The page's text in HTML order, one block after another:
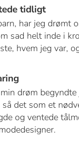
tidligt
har jeg drømt
sad helt inde i
hvem jeg var,
drøm
det som et
og ventede